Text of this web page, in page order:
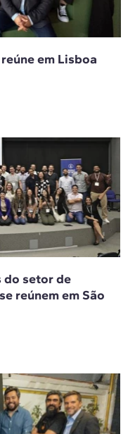
em Lisboa
do setor de
reúnem em São